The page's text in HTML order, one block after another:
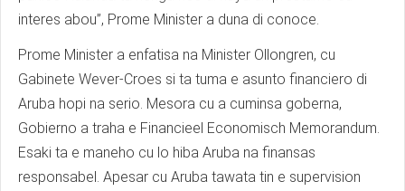
interes abou”, Prome Minister a duna di conoce.
Prome Minister a enfatisa na Minister Ollongren, cu
Gabinete Wever-Croes si ta tuma e asunto financiero di
Aruba hopi na serio. Mesora cu a cuminsa goberna,
Gobierno a traha e Financieel Economisch Memorandum.
Esaki ta e maneho cu lo hiba Aruba na finansas
responsabel. Apesar cu Aruba tawata tin e supervision